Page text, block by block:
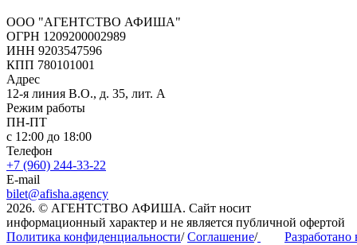
ООО "АГЕНТСТВО АФИША"
ОГРН 1209200002989
ИНН 9203547596
КПП 780101001
Адрес
12-я линия В.О., д. 35, лит. А
Режим работы
ПН-ПТ
с 12:00 до 18:00
Телефон
+7 (960) 244-33-22
E-mail
bilet@afisha.agency
2026. © АГЕНТСТВО АФИША. Сайт носит
информационный характер и не является публичной офертой
Политика конфиденциальности/ Соглашение/
Разработано